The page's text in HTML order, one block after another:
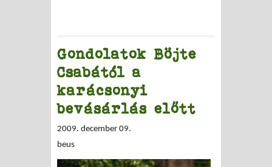
Gondolatok Böjte
Csabától a
karácsonyi
bevásárlás előtt
2009. december 09.
beus